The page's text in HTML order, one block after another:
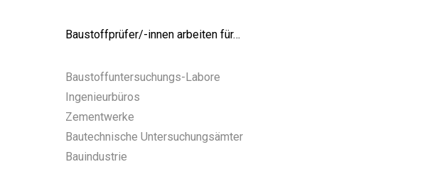
Baustoffprüfer/-innen arbeiten für…
Baustoffuntersuchungs-Labore
Ingenieurbüros
Zementwerke
Bautechnische Untersuchungsämter
Bauindustrie